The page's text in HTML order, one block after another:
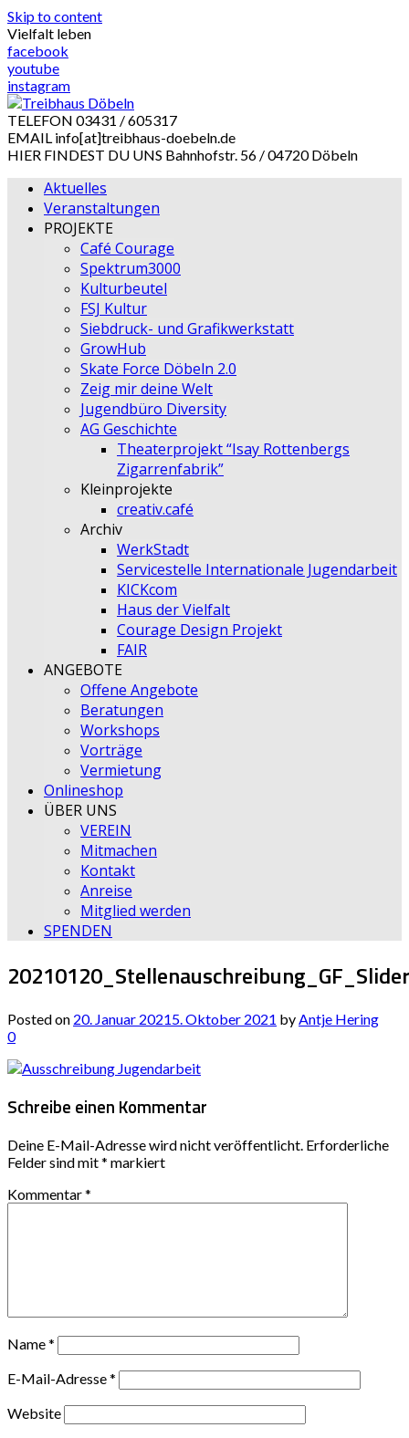
Skip to content
Vielfalt leben
facebook
youtube
instagram
TELEFON 03431 / 605317
EMAIL info[at]treibhaus-doebeln.de
HIER FINDEST DU UNS Bahnhofstr. 56 / 04720 Döbeln
Aktuelles
Veranstaltungen
PROJEKTE
Café Courage
Spektrum3000
Kulturbeutel
FSJ Kultur
Siebdruck- und Grafikwerkstatt
GrowHub
Skate Force Döbeln 2.0
Zeig mir deine Welt
Jugendbüro Diversity
AG Geschichte
Theaterprojekt “Isay Rottenbergs
Zigarrenfabrik”
Kleinprojekte
creativ.café
Archiv
WerkStadt
Servicestelle Internationale Jugendarbeit
KICKcom
Haus der Vielfalt
Courage Design Projekt
FAIR
ANGEBOTE
Offene Angebote
Beratungen
Workshops
Vorträge
Vermietung
Onlineshop
ÜBER UNS
VEREIN
Mitmachen
Kontakt
Anreise
Mitglied werden
SPENDEN
20210120_Stellenauschreibung_GF_Slider
Posted on 20. Januar 20215. Oktober 2021 byAntje Hering
0
Schreibe einen Kommentar
Deine E-Mail-Adresse wird nicht veröffentlicht. Erforderliche
Felder sind mit* markiert
Kommentar*
Name*
E-Mail-Adresse*
Website